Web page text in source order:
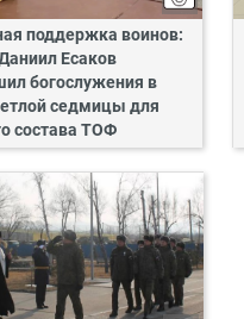
поддержка воинов:
Есаков
богослужения в
седмицы для
состава ТОФ